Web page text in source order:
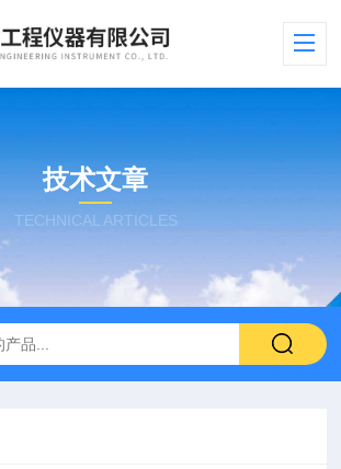
技术文章
TECHNICAL ARTICLES